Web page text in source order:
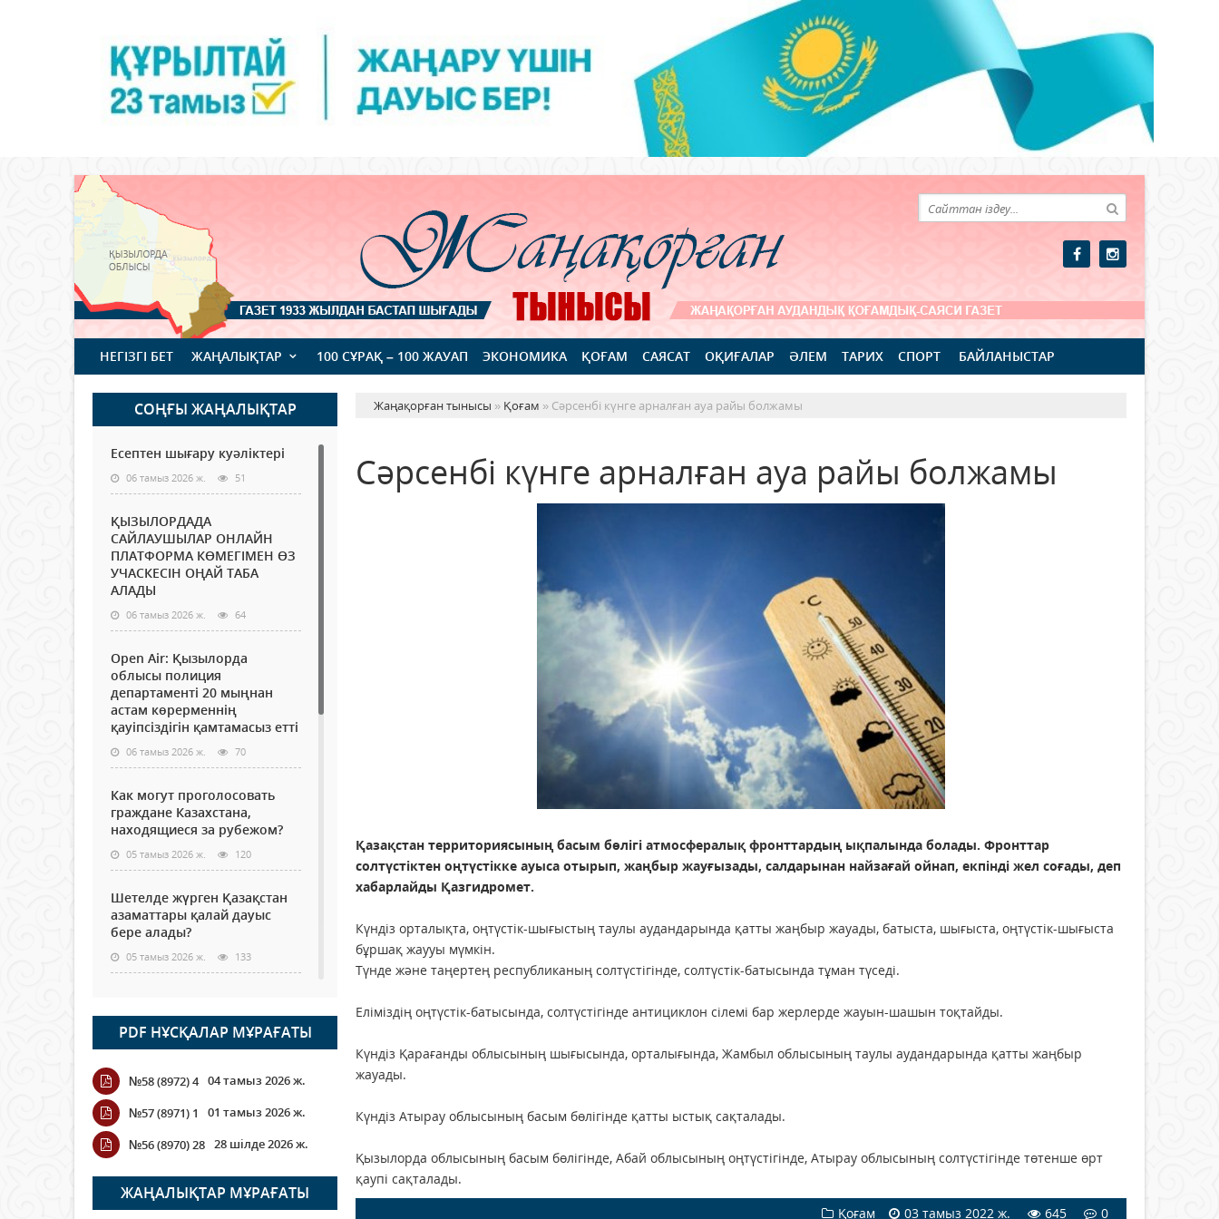
НЕГІЗГІ БЕТ ЖАҢАЛЫҚТАР 100 СҰРАҚ – 100 ЖАУАП ЭКОНОМИКА ҚОҒАМ САЯСАТ ОҚИҒАЛАР ӘЛЕМ ТАРИХ СПОРТ БАЙЛАНЫСТАР
СОҢҒЫ ЖАҢАЛЫҚТАР
Есептен шығару куәліктері
06 тамыз 2026 ж. 51
ҚЫЗЫЛОРДАДА
САЙЛАУШЫЛАР ОНЛАЙН
ПЛАТФОРМА КӨМЕГІМЕН ӨЗ
УЧАСКЕСІН ОҢАЙ ТАБА
АЛАДЫ
06 тамыз 2026 ж. 64
Open Air: Қызылорда
облысы полиция
департаменті 20 мыңнан
астам көрерменнің
қауіпсіздігін қамтамасыз етті
06 тамыз 2026 ж. 70
Как могут проголосовать
граждане Казахстана,
находящиеся за рубежом?
05 тамыз 2026 ж. 120
Шетелде жүрген Қазақстан
азаматтары қалай дауыс
бере алады?
05 тамыз 2026 ж. 133
баға әр түрлі болған
жағдайда
ҮКІМЕТТІК ЕМЕС ҰЙЫМДАРҒА
АРНАЛҒАН СЫЙЛЫҚАҚЫ
КОНКУРСЫНА ӨТІНІМ
ҚАБЫЛДАУ БАСТАЛДЫ
04 тамыз 2026 ж. 110
PDF НҰСҚАЛАР МҰРАҒАТЫ
№58 (8972) 4 04 тамыз 2026 ж.
№57 (8971) 1
01 тамыз 2026 ж.
№56 (8970) 28 28 шілде 2026 ж.
ЖАҢАЛЫҚТАР МҰРАҒАТЫ
Жаңақорған тынысы » Қоғам » Сәрсенбі күнге арналған ауа райы болжамы
Сәрсенбі күнге арналған ауа райы болжамы
Қазақстан территориясының басым бөлігі атмосфералық фронттардың ықпалында болады. Фронттар
солтүстіктен оңтүстікке ауыса отырып, жаңбыр жауғызады, салдарынан найзағай ойнап, екпінді жел соғады, деп
хабарлайды Қазгидромет.
Күндіз орталықта, оңтүстік-шығыстың таулы аудандарында қатты жаңбыр жауады, батыста, шығыста, оңтүстік-шығыста
бұршақ жаууы мүмкін.
Түнде және таңертең республиканың солтүстігінде, солтүстік-батысында тұман түседі.
Еліміздің оңтүстік-батысында, солтүстігінде антициклон сілемі бар жерлерде жауын-шашын тоқтайды.
Күндіз Қарағанды облысының шығысында, орталығында, Жамбыл облысының таулы аудандарында қатты жаңбыр
жауады.
Күндіз Атырау облысының басым бөлігінде қатты ыстық сақталады.
Қызылорда облысының басым бөлігінде, Абай облысының оңтүстігінде, Атырау облысының солтүстігінде төтенше өрт
қаупі сақталады.
Қоғам
03 тамыз 2022 ж. 645 0